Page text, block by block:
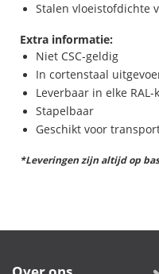
Stalen vloeistofdichte
Extra informatie:
Niet CSC-geldig
In cortenstaal
Leverbaar in elke RAL-
Stapelbaar
Geschikt voor
*Leveringen zijn altijd op